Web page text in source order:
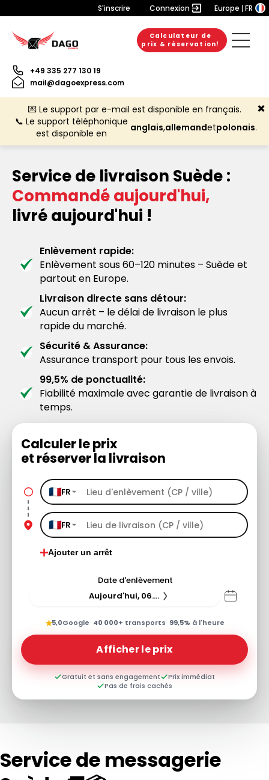
S'inscrire Connexion Europe FR
Calculateur de
prix & réservation!
+49 335 277 130 19
mail@dagoexpress.com
💌 Le support par e-mail est disponible en français.
📞 Le support téléphonique
est disponible en
anglais,allemandetpolonais.
Service de livraison Suède :
Commandé aujourd'hui,
livré aujourd'hui !
Enlèvement rapide:
Enlèvement sous 60–120 minutes – Suède et
partout en Europe.
Livraison directe sans détour:
Aucun arrêt – le délai de livraison le plus
rapide du marché.
Sécurité & Assurance:
Assurance transport pour tous les envois.
99,5% de ponctualité:
Fiabilité maximale avec garantie de livraison à
temps.
Calculer le prix
et réserver la livraison
FR
FR
Ajouter un arrêt
Date d'enlèvement
Aujourd'hui, 06.08.26
★5,0Google· 40 000+ transports· 99,5% à l'heure
Afficher le prix
Gratuit et sans engagement
Prix immédiat
Pas de frais cachés
Service de messagerie